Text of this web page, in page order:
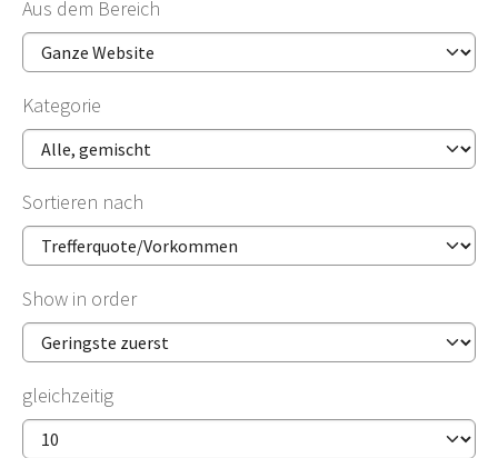
Aus dem Bereich
Kategorie
Sortieren nach
Show in order
gleichzeitig